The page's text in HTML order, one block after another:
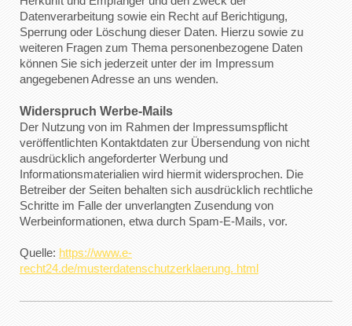
Datenverarbeitung sowie ein Recht auf Berichtigung,
Sperrung oder Löschung dieser Daten. Hierzu sowie zu
weiteren Fragen zum Thema personenbezogene Daten
können Sie sich jederzeit unter der im Impressum
angegebenen Adresse an uns wenden.
Widerspruch Werbe-Mails
Der Nutzung von im Rahmen der Impressumspflicht
veröffentlichten Kontaktdaten zur Übersendung von nicht
ausdrücklich angeforderter Werbung und
Informationsmaterialien wird hiermit widersprochen. Die
Betreiber der Seiten behalten sich ausdrücklich rechtliche
Schritte im Falle der unverlangten Zusendung von
Werbeinformationen, etwa durch Spam-E-Mails, vor.
Quelle: https://www.e-
recht24.de/musterdatenschutzerklaerung. html